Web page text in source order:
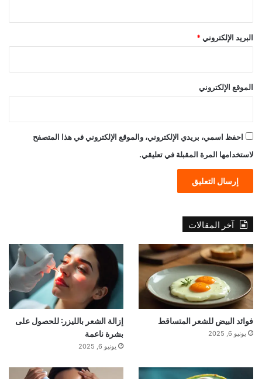
البريد الإلكتروني *
الموقع الإلكتروني
احفظ اسمي، بريدي الإلكتروني، والموقع الإلكتروني في هذا المتصفح
لاستخدامها المرة المقبلة في تعليقي.
آخر المقالات
فوائد البيض للشعر المتساقط
يونيو 6, 2025
إزالة الشعر بالليزر: للحصول على
بشرة ناعمة
يونيو 6, 2025